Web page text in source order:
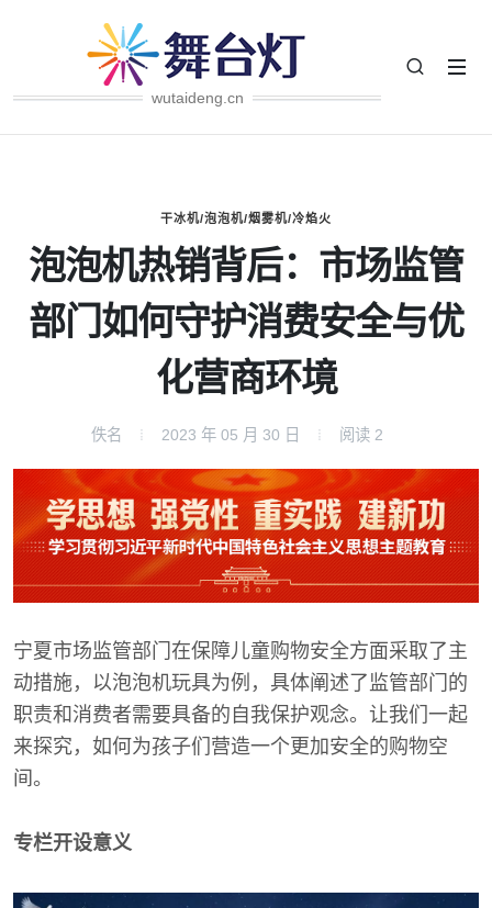
wutaideng.cn
干冰机/泡泡机/烟雾机/冷焰火
泡泡机热销背后：市场监管
部门如何守护消费安全与优
化营商环境
佚名 2023 年 05 月 30 日 阅读 2
宁夏市场监管部门在保障儿童购物安全方面采取了主
动措施，以泡泡机玩具为例，具体阐述了监管部门的
职责和消费者需要具备的自我保护观念。让我们一起
来探究，如何为孩子们营造一个更加安全的购物空
间。
专栏开设意义